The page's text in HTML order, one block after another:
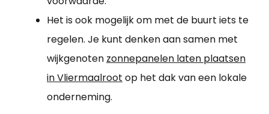
Het is ook mogelijk om met de buurt iets te
regelen. Je kunt denken aan samen met
wijkgenoten zonnepanelen laten plaatsen
in Vliermaalroot op het dak van een lokale
onderneming.